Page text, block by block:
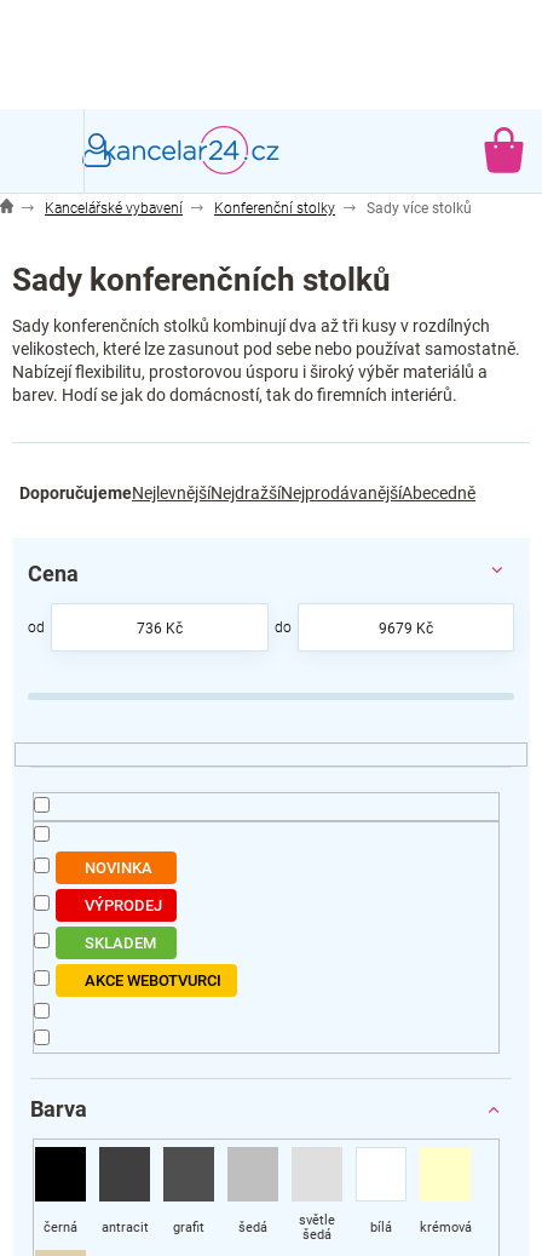
Kancelářské vybavení Konferenční stolky Sady více stolků
Sady konferenčních stolků
Sady konferenčních stolků kombinují dva až tři kusy v rozdílných
velikostech, které lze zasunout pod sebe nebo používat samostatně.
Nabízejí flexibilitu, prostorovou úsporu i široký výběr materiálů a
barev. Hodí se jak do domácností, tak do firemních interiérů.
a
n
p
o
u
k
DoporučujemeNejlevnějšíNejdražšíNejprodávanějšíAbecedně
Cena
736Kč 9679 Kč
NOVINKA
VÝPRODEJ
SKLADEM
AKCE WEBOTVURCI
Barva